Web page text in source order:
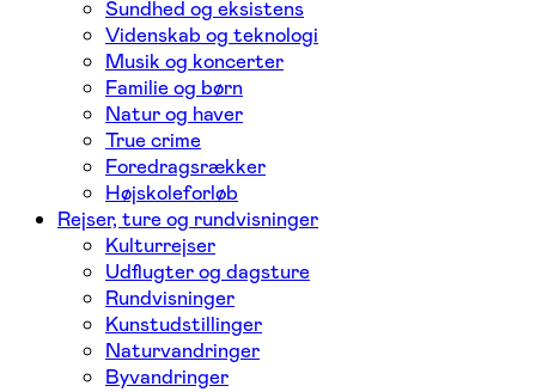
Sundhed og eksistens
Videnskab og teknologi
Musik og koncerter
Familie og børn
Natur og haver
True crime
Foredragsrækker
Højskoleforløb
Rejser, ture og rundvisninger
Kulturrejser
Udflugter og dagsture
Rundvisninger
Kunstudstillinger
Naturvandringer
Byvandringer